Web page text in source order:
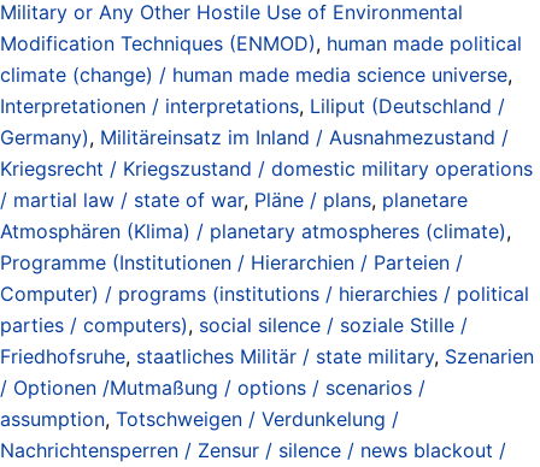
Military or Any Other Hostile Use of Environmental
Modification Techniques (ENMOD), human made political
climate (change) / human made media science universe,
Interpretationen / interpretations, Liliput (Deutschland /
Germany), Militäreinsatz im Inland / Ausnahmezustand /
Kriegsrecht / Kriegszustand / domestic military operations
/ martial law / state of war, Pläne / plans, planetare
Atmosphären (Klima) / planetary atmospheres (climate),
Programme (Institutionen / Hierarchien / Parteien /
Computer) / programs (institutions / hierarchies / political
parties / computers), social silence / soziale Stille /
Friedhofsruhe, staatliches Militär / state military, Szenarien
/ Optionen /Mutmaßung / options / scenarios /
assumption, Totschweigen / Verdunkelung /
Nachrichtensperren / Zensur / silence / news blackout /